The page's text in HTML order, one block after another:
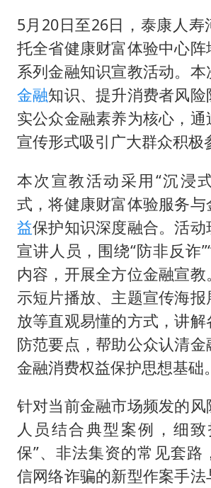
茅台部分直营
大V：马科斯把
白海豚将正面
宇树王兴兴被
郑丽文：台湾
乐享全民健身
5月20日至26日，泰康人寿
托全省健康财富体验中心
系列金融知识宣教活动。本
金融知识、提升消费者风
实公众金融素养为核心，通
宣传形式吸引广大群众积极
本次宣教活动采用“沉浸
式，将健康财富体验服务与
益保护知识深度融合。活
宣讲人员，围绕“防非反诈
内容，开展全方位金融宣
示短片播放、主题宣传海
放等直观易懂的方式，讲
防范要点，帮助公众认清
金融消费权益保护思想基础。
针对当前金融市场频发的
人员结合典型案例，细致
保”、非法集资的常见套路
信网络诈骗的新型作案手法